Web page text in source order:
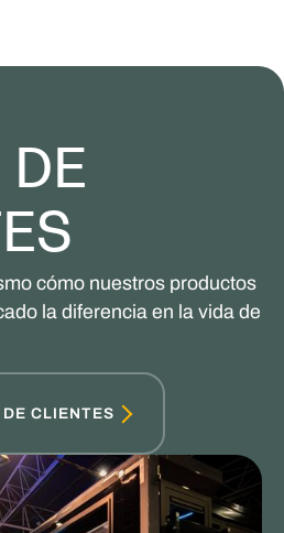
cómo nuestros productos
la diferencia en la vida de
CLIENTES